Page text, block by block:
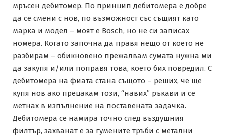
мръсен дебитомер. По принцип дебитомера е добре
да се смени с нов, по възможност със същият като
марка и модел – моят е Bosch, но не си записах
номера. Когато започна да правя нещо от което не
разбирам – обикновено прежалвам сумата нужна ми
да закупя и/или поправя това, което бих повредил. С
дебитомера на фиата стана същото – реших, че ще
купя нов ако прецакам този, “навих” ръкави и се
метнах в изпълнение на поставената задачка.
Дебитомера се намира точно след въздушния
филтър, захванат е за гумените тръби с метални